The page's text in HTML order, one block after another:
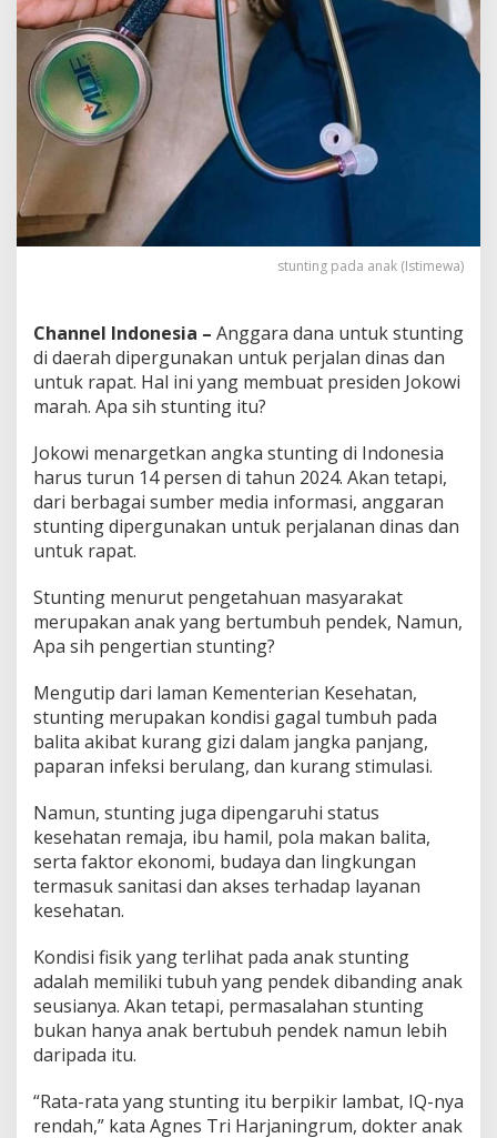
e
m
i
n
stunting pada anak (Istimewa)
Channel Indonesia – Anggara dana untuk stunting
di daerah dipergunakan untuk perjalan dinas dan
untuk rapat. Hal ini yang membuat presiden Jokowi
marah. Apa sih stunting itu?
Jokowi menargetkan angka stunting di Indonesia
harus turun 14 persen di tahun 2024. Akan tetapi,
dari berbagai sumber media informasi, anggaran
stunting dipergunakan untuk perjalanan dinas dan
untuk rapat.
Stunting menurut pengetahuan masyarakat
merupakan anak yang bertumbuh pendek, Namun,
Apa sih pengertian stunting?
Mengutip dari laman Kementerian Kesehatan,
stunting merupakan kondisi gagal tumbuh pada
balita akibat kurang gizi dalam jangka panjang,
paparan infeksi berulang, dan kurang stimulasi.
Namun, stunting juga dipengaruhi status
kesehatan remaja, ibu hamil, pola makan balita,
serta faktor ekonomi, budaya dan lingkungan
termasuk sanitasi dan akses terhadap layanan
kesehatan.
Kondisi fisik yang terlihat pada anak stunting
adalah memiliki tubuh yang pendek dibanding anak
seusianya. Akan tetapi, permasalahan stunting
bukan hanya anak bertubuh pendek namun lebih
daripada itu.
“Rata-rata yang stunting itu berpikir lambat, IQ-nya
rendah,” kata Agnes Tri Harjaningrum, dokter anak